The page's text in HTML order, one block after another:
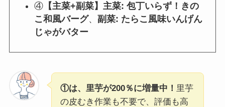
④ 【主菜+副菜】主菜: 包丁いらず！きの
こ和風バーグ、副菜: たらこ風味いんげん
じゃがバター
①は、里芋が200％に増量中！ 里芋
の皮むき作業も不要で、評価も高